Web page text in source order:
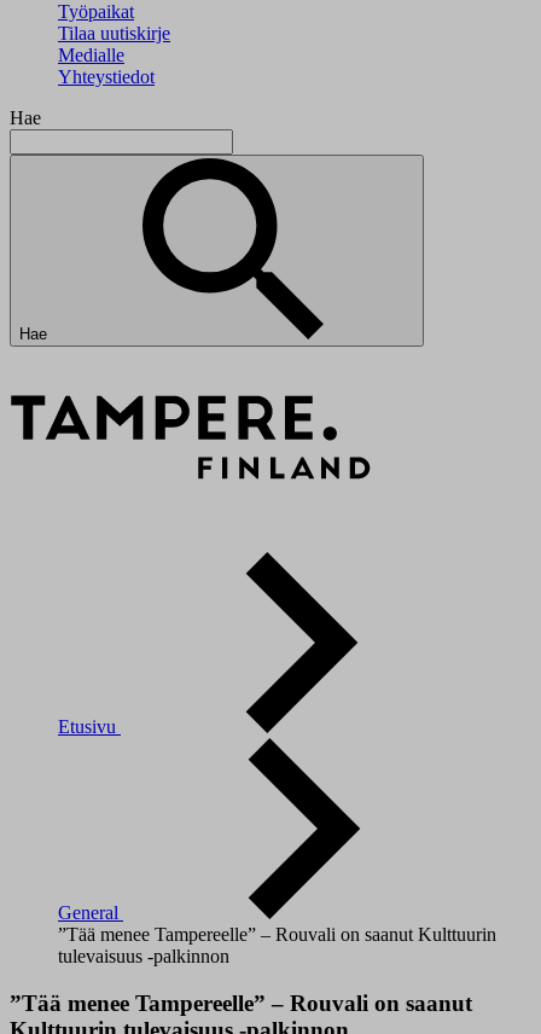
Työpaikat
Tilaa uutiskirje
Medialle
Yhteystiedot
Hae
Hae
Etusivu
General
”Tää menee Tampereelle” – Rouvali on saanut Kulttuurin
tulevaisuus -palkinnon
”Tää menee Tampereelle” – Rouvali on saanut